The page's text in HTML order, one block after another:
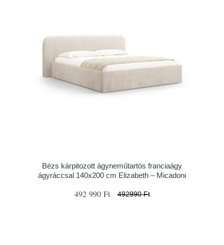
Bézs kárpitozott ágyneműtartós franciaágy
ágyráccsal 140x200 cm Elizabeth – Micadoni
492 990 Ft 492990 Ft